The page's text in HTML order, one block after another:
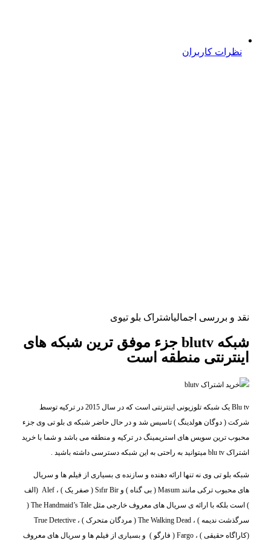
نظرات کاربران
نقد و بررسی اجمالیاشتراک بلو تیوی
شبکه blutv جزء موفق ترین شبکه های
اینترنتی منطقه است
Blu tv یک شبکه تلوزیونی اینترنتی است که در سال 2015 در ترکیه توسط
شرکت ( دوگان هولدینگ ) تاسیس شد و در حال حاضر شبکه ی بلو تی وی جزء
محبوب ترین سویس های استریمینگ در ترکیه و منطقه می باشد و شما با خرید
اشتراک blu tv میتوانید به راحتی به این شبکه دسترسی داشته باشید .
شبکه بلو تی وی نه تنها ارائه دهنده و سازنده ی بسیاری از فیلم ها و سریال
های محبوب ترکی مانند Masum ( بی گناه ) و Sıfır Bir ( صفر یک ) ، Alef (الف
) است بلکه با ارائه ی سریال های معروف خارجی مثل The Handmaid’s Tale (
سرگذشت ندیمه ) ، The Walking Dead ( مردگان متحرک ) ، True Detective
(کاراگاه حقیقی ) ، Fargo ( فارگو ) و بسیاری از فیلم ها و سریال های معروف